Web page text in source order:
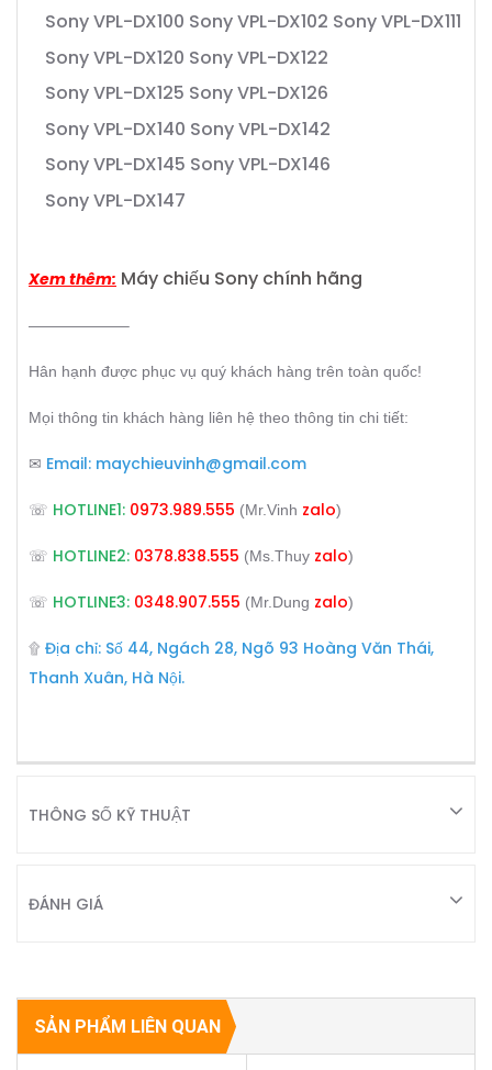
Sony VPL-DX100 Sony VPL-DX102 Sony VPL-DX111
Sony VPL-DX120 Sony VPL-DX122
Sony VPL-DX125 Sony VPL-DX126
Sony VPL-DX140 Sony VPL-DX142
Sony VPL-DX145 Sony VPL-DX146
Sony VPL-DX147
Xem thêm: Máy chiếu Sony chính hãng
——————–
Hân hạnh được phục vụ quý khách hàng trên toàn quốc!
Mọi thông tin khách hàng liên hệ theo thông tin chi tiết:
✉ Email: maychieuvinh@gmail.com
☏ HOTLINE1: 0973.989.555 (Mr.Vinh zalo)
☏ HOTLINE2: 0378.838.555 (Ms.Thuy zalo)
☏ HOTLINE3: 0348.907.555 (Mr.Dung zalo)
۩ Địa chỉ: Số 44, Ngách 28, Ngõ 93 Hoàng Văn Thái,
Thanh Xuân, Hà Nội.
THÔNG SỐ KỸ THUẬT
ĐÁNH GIÁ
SẢN PHẨM LIÊN QUAN